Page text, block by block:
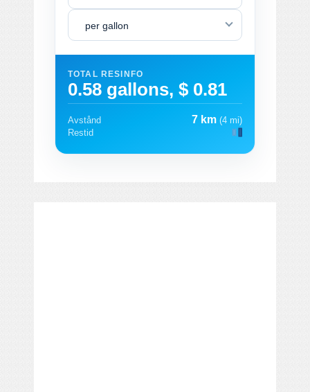
per gallon
TOTAL RESINFO
0.58 gallons, $ 0.81
Avstånd 7 km (4 mi)
Restid